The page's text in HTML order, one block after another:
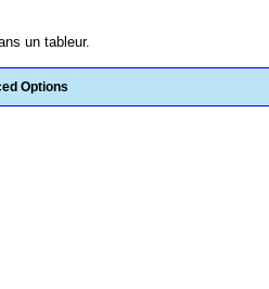
un tableur.
Options